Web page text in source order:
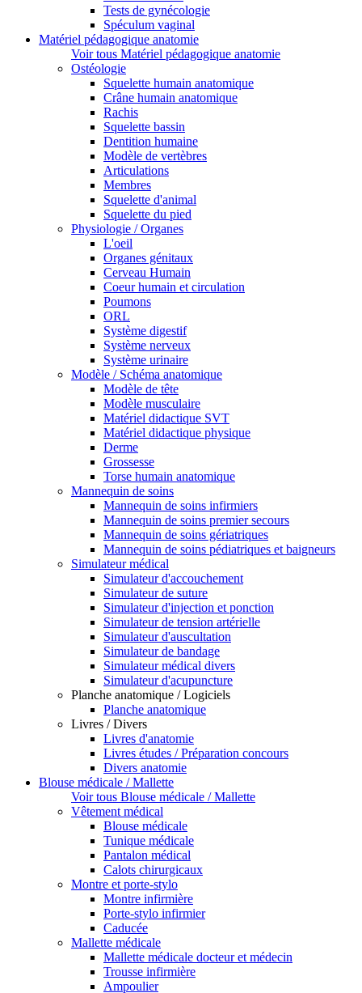
Tests de gynécologie
Spéculum vaginal
Matériel pédagogique anatomie
Voir tous Matériel pédagogique anatomie
Ostéologie
Squelette humain anatomique
Crâne humain anatomique
Rachis
Squelette bassin
Dentition humaine
Modèle de vertèbres
Articulations
Membres
Squelette d'animal
Squelette du pied
Physiologie / Organes
L'oeil
Organes génitaux
Cerveau Humain
Coeur humain et circulation
Poumons
ORL
Système digestif
Système nerveux
Système urinaire
Modèle / Schéma anatomique
Modèle de tête
Modèle musculaire
Matériel didactique SVT
Matériel didactique physique
Derme
Grossesse
Torse humain anatomique
Mannequin de soins
Mannequin de soins infirmiers
Mannequin de soins premier secours
Mannequin de soins gériatriques
Mannequin de soins pédiatriques et baigneurs
Simulateur médical
Simulateur d'accouchement
Simulateur de suture
Simulateur d'injection et ponction
Simulateur de tension artérielle
Simulateur d'auscultation
Simulateur de bandage
Simulateur médical divers
Simulateur d'acupuncture
Planche anatomique / Logiciels
Planche anatomique
Livres / Divers
Livres d'anatomie
Livres études / Préparation concours
Divers anatomie
Blouse médicale / Mallette
Voir tous Blouse médicale / Mallette
Vêtement médical
Blouse médicale
Tunique médicale
Pantalon médical
Calots chirurgicaux
Montre et porte-stylo
Montre infirmière
Porte-stylo infirmier
Caducée
Mallette médicale
Mallette médicale docteur et médecin
Trousse infirmière
Ampoulier